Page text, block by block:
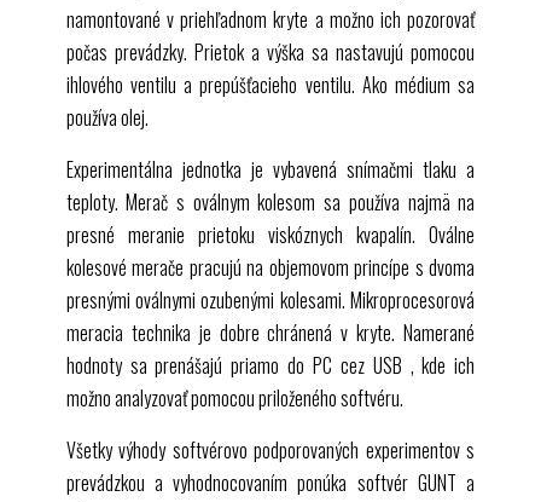
namontované v priehľadnom kryte a možno ich pozorovať
počas prevádzky. Prietok a výška sa nastavujú pomocou
ihlového ventilu a prepúšťacieho ventilu. Ako médium sa
používa olej.
Experimentálna jednotka je vybavená snímačmi tlaku a
teploty. Merač s oválnym kolesom sa používa najmä na
presné meranie prietoku viskóznych kvapalín. Oválne
kolesové merače pracujú na objemovom princípe s dvoma
presnými oválnymi ozubenými kolesami. Mikroprocesorová
meracia technika je dobre chránená v kryte. Namerané
hodnoty sa prenášajú priamo do PC cez USB , kde ich
možno analyzovať pomocou priloženého softvéru.
Všetky výhody softvérovo podporovaných experimentov s
prevádzkou a vyhodnocovaním ponúka softvér GUNT a